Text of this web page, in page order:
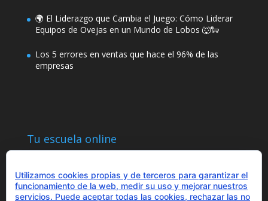
🌍 El Liderazgo que Cambia el Juego: Cómo Liderar
Equipos de Ovejas en un Mundo de Lobos 🐺🐑
Los 5 errores en ventas que hace el 96% de las
empresas
Tu escuela online
Utilizamos cookies propias y de terceros para garantizar el
funcionamiento de la web, medir su uso y mejorar nuestros
servicios. Puede aceptar todas las cookies, rechazar las no